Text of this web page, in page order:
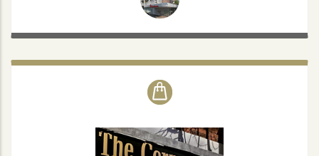
THE CORNERSHOP
Mi. - Fr.: 10-13 & 15-18